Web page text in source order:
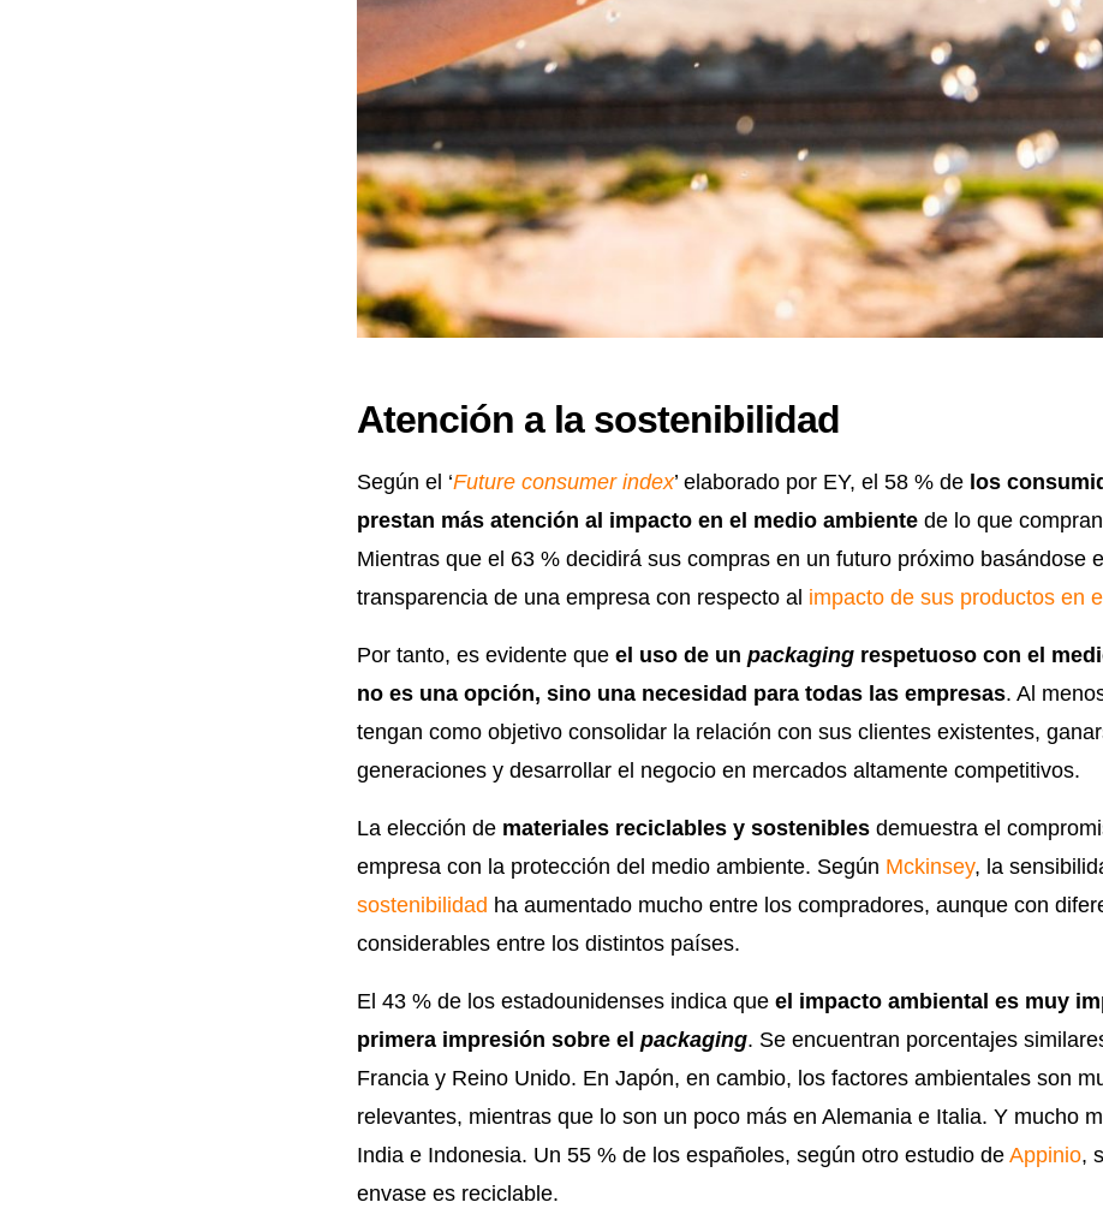
Atención a la sostenibilidad
Según el ‘Future consumer index’ elaborado por EY, el 58 % de los
prestan más atención al impacto en el medio ambiente de lo que
Mientras que el 63 % decidirá sus compras en un futuro próximo basándose
transparencia de una empresa con respecto al impacto de sus productos en
Por tanto, es evidente que el uso de un packaging respetuoso con el
no es una opción, sino una necesidad para todas las empresas. Al
tengan como objetivo consolidar la relación con sus clientes existentes,
generaciones y desarrollar el negocio en mercados altamente competitivos.
La elección de materiales reciclables y sostenibles demuestra el
empresa con la protección del medio ambiente. Según Mckinsey, la
sostenibilidad ha aumentado mucho entre los compradores, aunque con
considerables entre los distintos países.
El 43 % de los estadounidenses indica que el impacto ambiental es muy
primera impresión sobre el packaging. Se encuentran porcentajes
Francia y Reino Unido. En Japón, en cambio, los factores ambientales son
relevantes, mientras que lo son un poco más en Alemania e Italia. Y mucho
India e Indonesia. Un 55 % de los españoles, según otro estudio de Appinio,
envase es reciclable.